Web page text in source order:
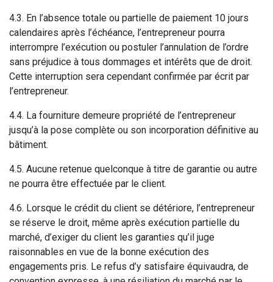
4.3. En l’absence totale ou partielle de paiement 10 jours
calendaires après l’échéance, l’entrepreneur pourra
interrompre l’exécution ou postuler l’annulation de l’ordre
sans préjudice à tous dommages et intérêts que de droit.
Cette interruption sera cependant confirmée par écrit par
l’entrepreneur.
4.4. La fourniture demeure propriété de l’entrepreneur
jusqu’à la pose complète ou son incorporation définitive au
bâtiment.
4.5. Aucune retenue quelconque à titre de garantie ou autre
ne pourra être effectuée par le client.
4.6. Lorsque le crédit du client se détériore, l’entrepreneur
se réserve le droit, même après exécution partielle du
marché, d’exiger du client les garanties qu’il juge
raisonnables en vue de la bonne exécution des
engagements pris. Le refus d’y satisfaire équivaudra, de